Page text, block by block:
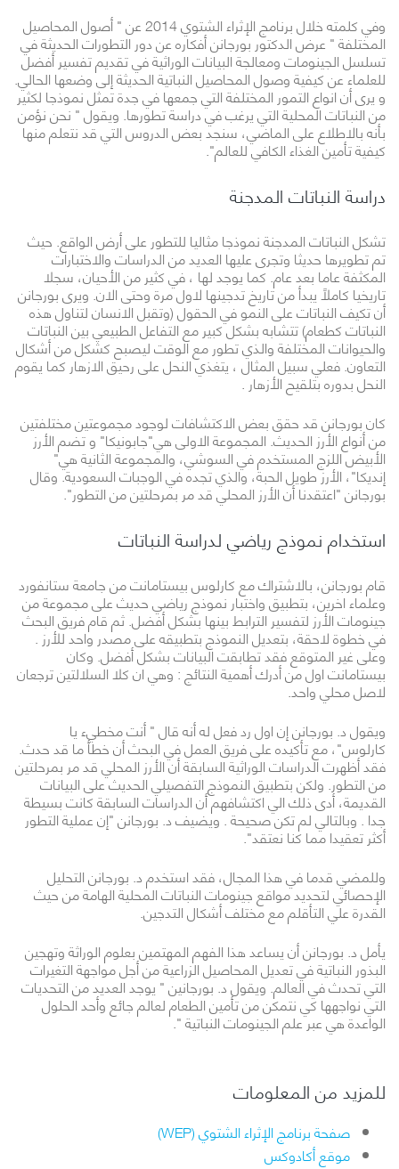
وفي كلمته خلال برنامج الإثراء الشتوي 2014 عن " أصول المحاصيل
المختلفة " عرض الدكتور بورجانن أفكاره عن دور التطورات الحديثة في
تسلسل الجينومات ومعالجة البيانات الوراثية في تقديم تفسير أفضل
للعلماء عن كيفية وصول المحاصيل النباتية الحديثة إلى وضعها الحالي.
و يرى أن انواع التمور المختلفة التي جمعها في جدة تمثل نموذجا لكثير
من النباتات المحلية التي يرغب في دراسة تطورها. ويقول " نحن نؤمن
بأنه بالاطلاع على الماضي، سنجد بعض الدروس التي قد نتعلم منها
كيفية تأمين الغذاء الكافي للعالم".
دراسة النباتات المدجنة
تشكل النباتات المدجنة نموذجا مثاليا للتطور على أرض الواقع. حيث
تم تطويرها حديثا وتجرى عليها العديد من الدراسات والاختبارات
المكثفة عاما بعد عام. كما يوجد لها ، في كثير من الأحيان، سجلا
تاريخيا كاملاً يبدأ من تاريخ تدجينها لاول مرة وحتى الان. ويرى بورجانن
أن تكيف النباتات على النمو في الحقول (وتقبل الانسان لتناول هذه
النباتات كطعام) تتشابه بشكل كبير مع التفاعل الطبيعي بين النباتات
والحيوانات المختلفة والذي تطور مع الوقت ليصبح كشكل من أشكال
التعاون. فعلي سبيل المثال ، يتغذي النحل على رحيق الازهار كما يقوم
النحل بدوره بتلقيح الأزهار .
كان بورجانن قد حقق بعض الاكتشافات لوجود مجموعتين مختلفتين
من أنواع الأرز الحديث. المجموعة الاولى هي"جابونيكا" و تضم الأرز
الأبيض اللزج المستخدم في السوشي، والمجموعة الثانية هي"
إنديكا"، الأرز طويل الحبة، والذي تجده في الوجبات السعودية. وقال
بورجانن "اعتقدنا أن الأرز المحلي قد مر بمرحلتين من التطور".
استخدام نموذج رياضي لدراسة النباتات
قام بورجانن، بالاشتراك مع كارلوس بيستامانت من جامعة ستانفورد
وعلماء اخرين، بتطبيق واختبار نموذج رياضي حديث على مجموعة من
جينومات الأرز لتفسير الترابط بينها بشكل أفضل. ثم قام فريق البحث
في خطوة لاحقة، بتعديل النموذج بتطبيقه على مصدر واحد للأرز .
وعلى غير المتوقع فقد تطابقت البيانات بشكل أفضل. وكان
بيستامانت اول من أدرك أهمية النتائج : وهي ان كلا السلالتين ترجعان
لاصل محلي واحد.
ويقول د. بورجانن إن اول رد فعل له أنه قال " أنت مخطيء يا
كارلوس"، مع تأكيده على فريق العمل في البحث أن خطأ ما قد حدث.
فقد أظهرت الدراسات الوراثية السابقة أن الأرز المحلي قد مر بمرحلتين
من التطور. ولكن بتطبيق النموذج التفصيلي الحديث على البيانات
القديمة، أدى ذلك الي اكتشافهم أن الدراسات السابقة كانت بسيطة
جدا . وبالتالي لم تكن صحيحة . ويضيف د. بورجانن "إن عملية التطور
أكثر تعقيدا مما كنا نعتقد".
وللمضي قدما في هذا المجال، فقد استخدم د. بورجانن التحليل
الإحصائي لتحديد مواقع جينومات النباتات المحلية الهامة من حيث
القدرة علي التأقلم مع مختلف أشكال التدجين.
يأمل د. بورجانن أن يساعد هذا الفهم المهتمين بعلوم الوراثة وتهجين
البذور النباتية في تعديل المحاصيل الزراعية من أجل مواجهة التغيرات
التي تحدث في العالم. ويقول د. بورجانين " يوجد العديد من التحديات
التي نواجهها كي نتمكن من تأمين الطعام لعالم جائع وأحد الحلول
الواعدة هي عبر علم الجينومات النباتية ".
للمزيد من المعلومات
صفحة برنامج الإثراء الشتوي (WEP)
موقع أكادوكس